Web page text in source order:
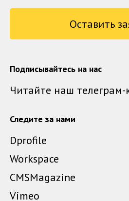
Оставить
Подписывайтесь на нас
Читайте наш телеграм-
Следите за нами
Dprofile
Workspace
CMSMagazine
Vimeo